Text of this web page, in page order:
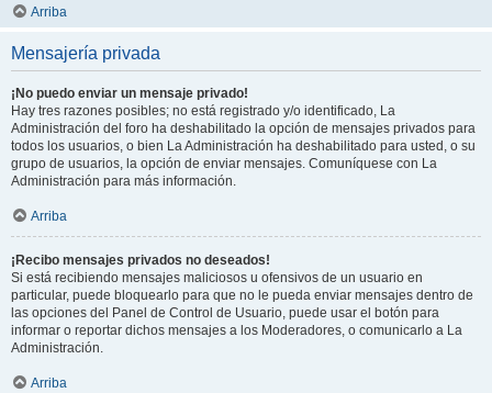
Arriba
Mensajería privada
¡No puedo enviar un mensaje privado!
Hay tres razones posibles; no está registrado y/o identificado, La
Administración del foro ha deshabilitado la opción de mensajes privados para
todos los usuarios, o bien La Administración ha deshabilitado para usted, o su
grupo de usuarios, la opción de enviar mensajes. Comuníquese con La
Administración para más información.
Arriba
¡Recibo mensajes privados no deseados!
Si está recibiendo mensajes maliciosos u ofensivos de un usuario en
particular, puede bloquearlo para que no le pueda enviar mensajes dentro de
las opciones del Panel de Control de Usuario, puede usar el botón para
informar o reportar dichos mensajes a los Moderadores, o comunicarlo a La
Administración.
Arriba